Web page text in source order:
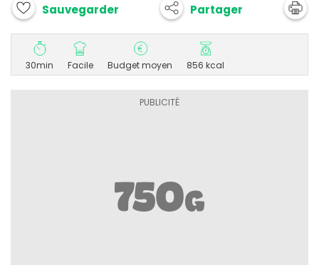
Sauvegarder Partager
30min Facile Budget moyen 856 kcal